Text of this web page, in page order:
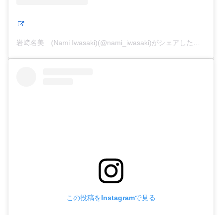
岩﨑名美 (Nami Iwasaki)(@nami_iwasaki)がシェアした投稿
この投稿をInstagramで見る